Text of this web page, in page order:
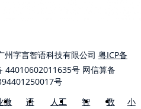
字言智语科技有限公司 粤ICP备
44010602011635号 网信算备
号
微
语
人工
智
数
小